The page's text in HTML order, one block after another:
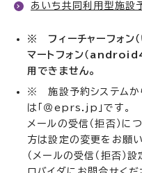
あいち共同利用型施設
※ フィーチャーフォン（
マートフォン（
用できません。
※ 施設予約システムか
は「＠eprs.jp」です。
メールの受信（拒否）に
方は設定の変更をお願い
（メールの受信（拒否）